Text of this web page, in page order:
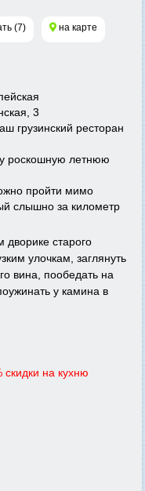
(7) на карте
3
грузинский ресторан
роскошную летнюю
пройти мимо
слышно за километр
дворике старого
улочкам, заглянуть
вина, пообедать на
у камина в
на кухню